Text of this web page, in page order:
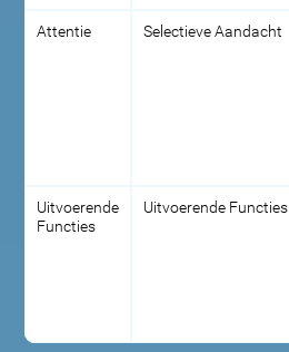
Attentie Selectieve Aandacht
Uitvoerende
Functies
Uitvoerende Functies